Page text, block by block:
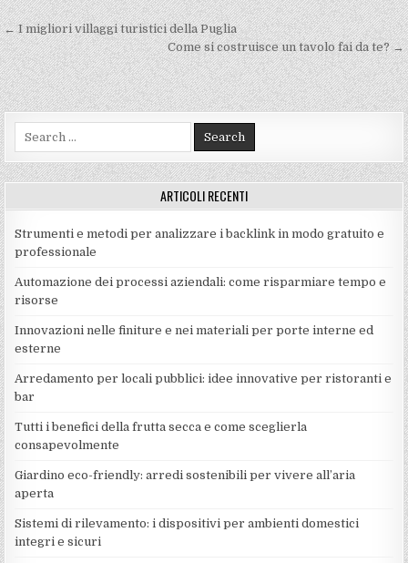
Navigazione
articoli
← I migliori villaggi turistici della Puglia
Come si costruisce un tavolo fai da te? →
ARTICOLI RECENTI
Strumenti e metodi per analizzare i backlink in modo gratuito e
professionale
Automazione dei processi aziendali: come risparmiare tempo e
risorse
Innovazioni nelle finiture e nei materiali per porte interne ed
esterne
Arredamento per locali pubblici: idee innovative per ristoranti e
bar
Tutti i benefici della frutta secca e come sceglierla
consapevolmente
Giardino eco-friendly: arredi sostenibili per vivere all’aria
aperta
Sistemi di rilevamento: i dispositivi per ambienti domestici
integri e sicuri